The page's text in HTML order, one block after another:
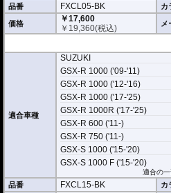
品番 FXCL05-BK カ
価格
￥17,600
￥ 19,360(税込) メ
適合車種
SUZUKI
GSX-R 1000 ('09-'11)
GSX-R 1000 ('12-'16)
GSX-R 1000 ('17-'25)
GSX-R 1000R ('17-'25)
GSX-R 600 ('11-)
GSX-R 750 ('11-)
GSX-S 1000 ('15-'20)
GSX-S 1000 F ('15-'20)
適合の
品番 FXCL15-BK カ